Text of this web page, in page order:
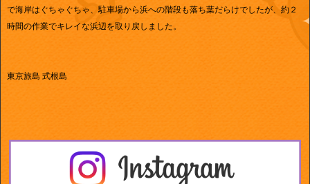
で海岸はぐちゃぐちゃ、駐車場から浜への階段も落ち葉だらけでしたが、約２
時間の作業でキレイな浜辺を取り戻しました。
東京旅島 式根島